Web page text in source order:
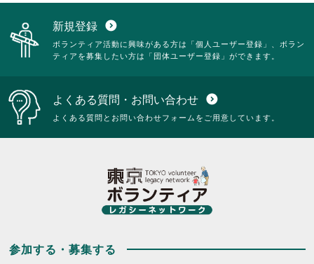
新規登録 expand_circle_down
ボランティア活動に興味がある方は「個人ユーザー登録」、ボラン
ティアを募集したい方は「団体ユーザー登録」ができます。
よくある質問・お問い合わせ expand_circle_down
よくある質問とお問い合わせフォームをご用意しています。
参加する・募集する